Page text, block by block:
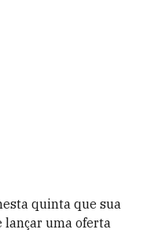
quinta que sua
uma oferta